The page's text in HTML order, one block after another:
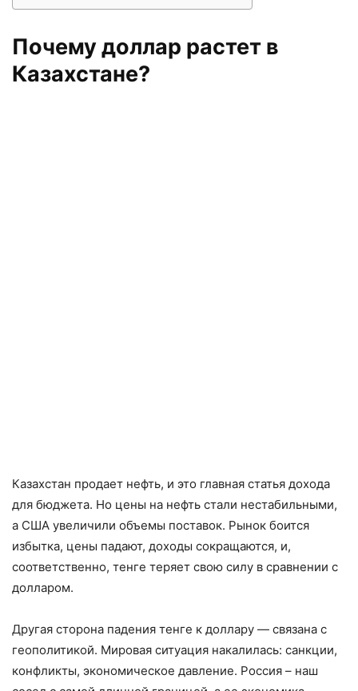
Почему доллар растет в
Казахстане?
Казахстан продает нефть, и это главная статья дохода
для бюджета. Но цены на нефть стали нестабильными,
а США увеличили объемы поставок. Рынок боится
избытка, цены падают, доходы сокращаются, и,
соответственно, тенге теряет свою силу в сравнении с
долларом.
Другая сторона падения тенге к доллару — связана с
геополитикой. Мировая ситуация накалилась: санкции,
конфликты, экономическое давление. Россия – наш